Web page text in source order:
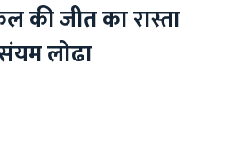
जीत का रास्ता
लोढा